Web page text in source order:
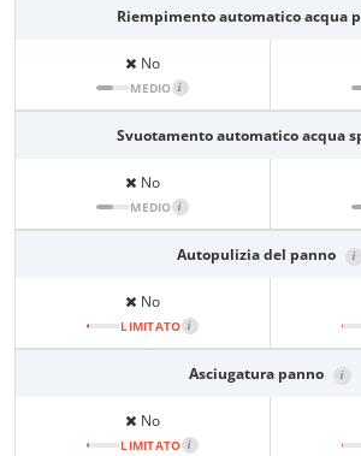
Riempimento automatico acqua
No
MEDIO i
Svuotamento automatico acqua
No
MEDIO i
Autopulizia del panno i
No
LIMITATO i
Asciugatura panno i
No
LIMITATO i